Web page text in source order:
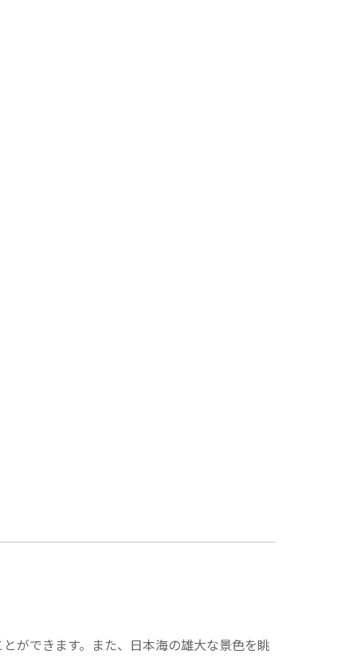
ができます。また、日本海の雄大な景色を眺